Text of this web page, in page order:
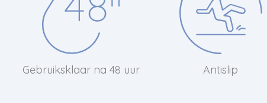
Gebruiksklaar na 48 uur Antislip